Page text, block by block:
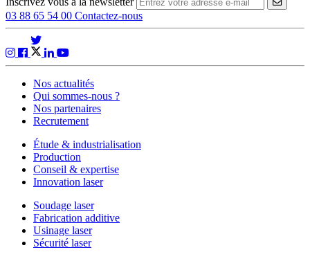
03 88 65 54 00 Contactez-nous
Nos actualités
Qui sommes-nous ?
Nos partenaires
Recrutement
Étude & industrialisation
Production
Conseil & expertise
Innovation laser
Soudage laser
Fabrication additive
Usinage laser
Sécurité laser